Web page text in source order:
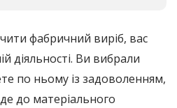
фабричний виріб, вас
діяльності. Ви вибрали
по ньому із задоволенням,
до матеріального